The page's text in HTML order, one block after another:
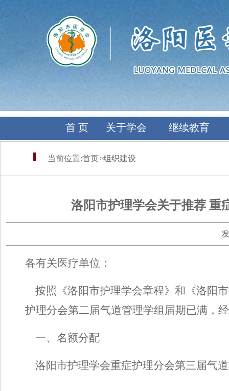
首 页 关于学会 继续教育
当前位置:首页>组织建设
洛阳市护理学会关于推荐 重
发
各有关医疗单位：
按照 《洛阳市护理学会章程》和《洛阳市
护理分会第二届气道管理学组 届期已满 ，
一、名额分配
洛阳市护理学会重症护理分会第三届气